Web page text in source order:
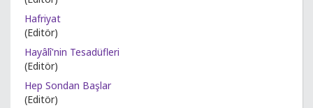
Hafriyat
(Editör)
Hayâlî'nin Tesadüfleri
(Editör)
Hep Sondan Başlar
(Editör)